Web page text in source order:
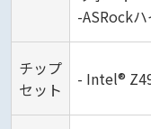
-ASRock
チップ
セット
- Intel®